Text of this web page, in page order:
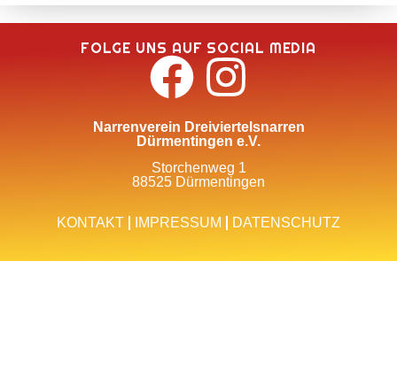
Narrenverein Dreiviertelsnarren
Dürmentingen e.V.
Storchenweg 1
88525 Dürmentingen
KONTAKT IMPRESSUM DATENSCHUTZ
FOLGE UNS AUF SOCIAL MEDIA